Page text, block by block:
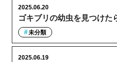
ゴキブリの幼虫を見つけた
2025.06.20
未分類
2025.06.19